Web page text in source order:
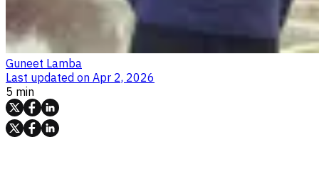
Guneet Lamba
Last updated on Apr 2, 2026
5 min